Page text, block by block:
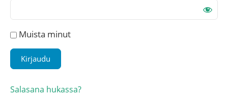
Muista minut
Salasana hukassa?